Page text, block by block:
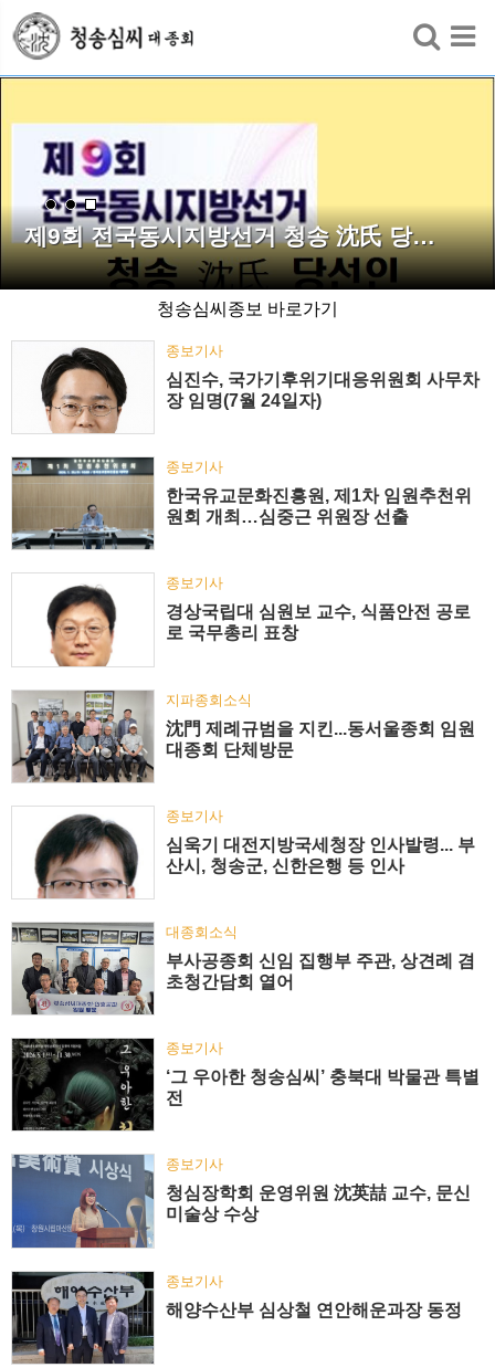
제9회 전국동시지방선거 청송 沈氏 당…
청송심씨종보 바로가기
종보기사
심진수, 국가기후위기대응위원회 사무차
장 임명(7월 24일자)
종보기사
한국유교문화진흥원, 제1차 임원추천위
원회 개최…심중근 위원장 선출
종보기사
경상국립대 심원보 교수, 식품안전 공로
로 국무총리 표창
지파종회소식
沈門 제례규범을 지킨...동서울종회 임원
대종회 단체방문
종보기사
심욱기 대전지방국세청장 인사발령... 부
산시, 청송군, 신한은행 등 인사
대종회소식
부사공종회 신임 집행부 주관, 상견례 겸
초청간담회 열어
종보기사
‘그 우아한 청송심씨’ 충북대 박물관 특별
전
종보기사
청심장학회 운영위원 沈英喆 교수, 문신
미술상 수상
종보기사
해양수산부 심상철 연안해운과장 동정